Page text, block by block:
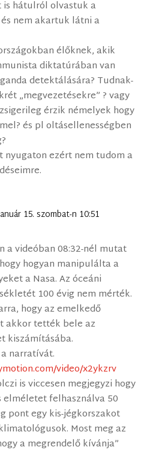
is hátulról olvastuk a
nem akartuk látni a
élőknek, akik
diktatúrában van
detektálására? Tudnak-
„megvezetésekre” ? vagy
érzik némelyek hogy
és pl oltásellenességben
nyugaton ezért nem tudom a
15. szombat-n 10:51
a videóban 08:32-nél mutat
hogyan manipulálta a
a Nasa. Az óceáni
100 évig nem mérték.
hogy az emelkedő
akkor tették bele az
kiszámításába.
narratívát.
video/x2ykzrv
is viccesen megjegyzi hogy
elméletet felhasználva 50
pont egy kis-jégkorszakot
Most meg az
a megrendelő kívánja”